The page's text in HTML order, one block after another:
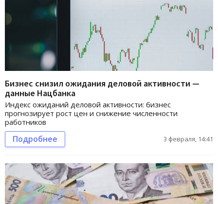
Бизнес снизил ожидания деловой активности —
данные Нацбанка
Индекс ожиданий деловой активности: бизнес
прогнозирует рост цен и снижение численности
работников
Подробнее 3 февраля, 14:41